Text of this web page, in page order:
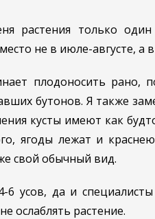
растения только
не в июле-августе, а в
плодоносить рано,
бутонов. Я также
кусты имеют как
ягоды лежат и
свой обычный вид.
усов, да и
ослаблять растение.